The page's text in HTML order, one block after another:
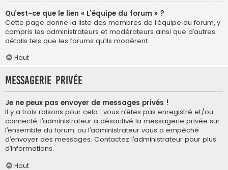
Qu’est-ce que le lien « L’équipe du forum » ?
Cette page donne la liste des membres de l’équipe du forum, y
compris les administrateurs et modérateurs ainsi que d’autres
détails tels que les forums qu’ils modèrent.
Haut
Messagerie privée
Je ne peux pas envoyer de messages privés !
Il y a trois raisons pour cela : vous n’êtes pas enregistré et/ou
connecté, l’administrateur a désactivé la messagerie privée sur
l’ensemble du forum, ou l’administrateur vous a empêché
d’envoyer des messages. Contactez l’administrateur pour plus
d’informations.
Haut